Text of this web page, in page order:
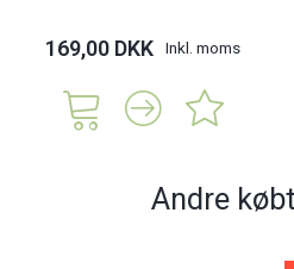
169,00 DKK Inkl. moms
Andre